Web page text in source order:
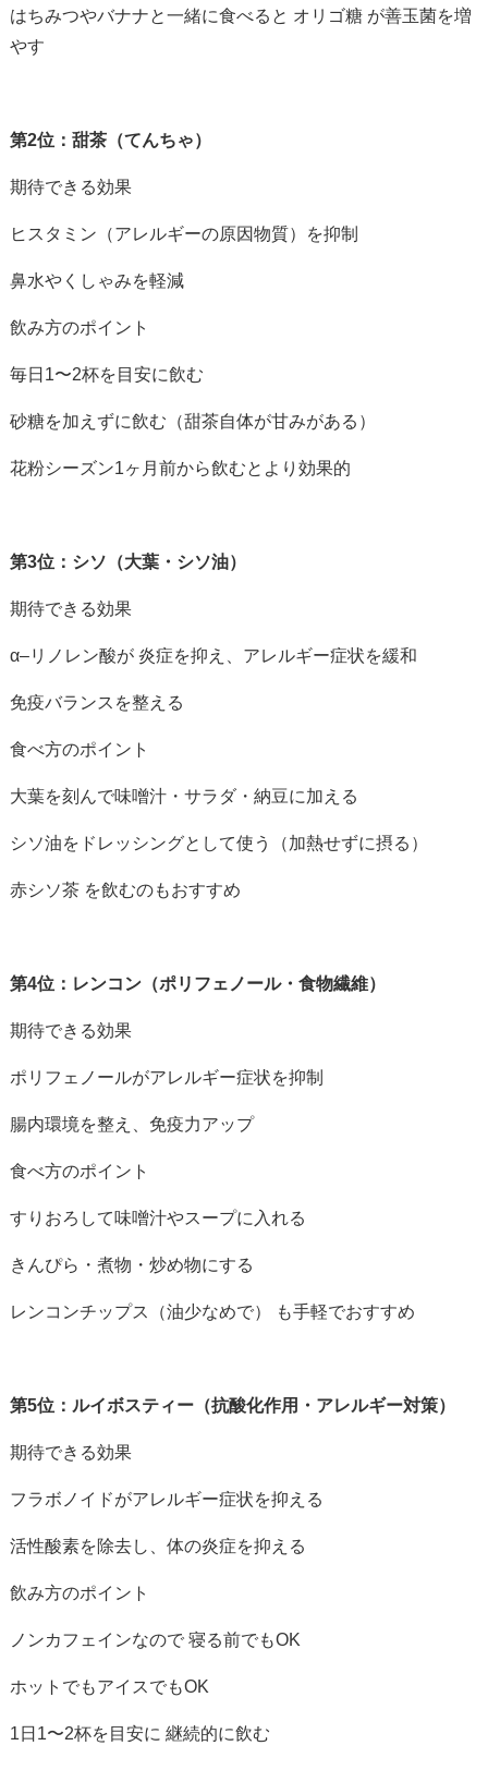
はちみつやバナナと一緒に食べると オリゴ糖 が善玉菌を増
やす
第2位：甜茶（てんちゃ）
期待できる効果
ヒスタミン（アレルギーの原因物質）を抑制
鼻水やくしゃみを軽減
飲み方のポイント
毎日 1〜2杯を目安に飲む
砂糖を加えずに飲む（甜茶自体が甘みがある）
花粉シーズン1ヶ月前から飲むとより効果的
第3位：シソ（大葉・シソ油）
期待できる効果
α–リノレン酸が 炎症を抑え、アレルギー症状を緩和
免疫バランスを整える
食べ方のポイント
大葉を刻んで味噌汁・サラダ・納豆に加える
シソ油をドレッシングとして使う（加熱せずに摂る）
赤シソ茶 を飲むのもおすすめ
第4位：レンコン（ポリフェノール・食物繊維）
期待できる効果
ポリフェノールがアレルギー症状を抑制
腸内環境を整え、免疫力アップ
食べ方のポイント
すりおろして味噌汁やスープに入れる
きんぴら・煮物・炒め物にする
レンコンチップス（油少なめで） も手軽でおすすめ
第5位：ルイボスティー（抗酸化作用・アレルギー対策）
期待できる効果
フラボノイドがアレルギー症状を抑える
活性酸素を除去し、体の炎症を抑える
飲み方のポイント
ノンカフェインなので 寝る前でもOK
ホットでもアイスでもOK
1 日 1〜2杯を目安に 継続的に飲む